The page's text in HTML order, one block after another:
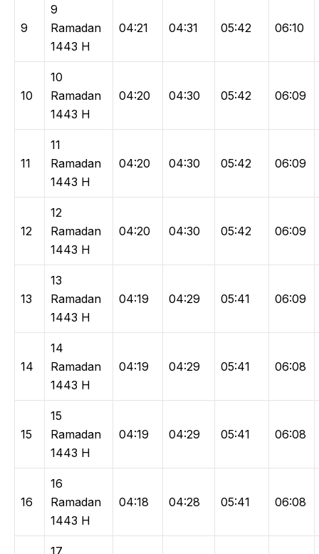
9
9
Ramadan
1443 H
04:21 04:31 05:42 06:10
10
10
Ramadan
1443 H
04:20 04:30 05:42 06:09
11
11
Ramadan
1443 H
04:20 04:30 05:42 06:09
12
12
Ramadan
1443 H
04:20 04:30 05:42 06:09
13
13
Ramadan
1443 H
04:19 04:29 05:41 06:09
14
14
Ramadan
1443 H
04:19 04:29 05:41 06:08
15
15
Ramadan
1443 H
04:19 04:29 05:41 06:08
16
16
Ramadan
1443 H
04:18 04:28 05:41 06:08
17